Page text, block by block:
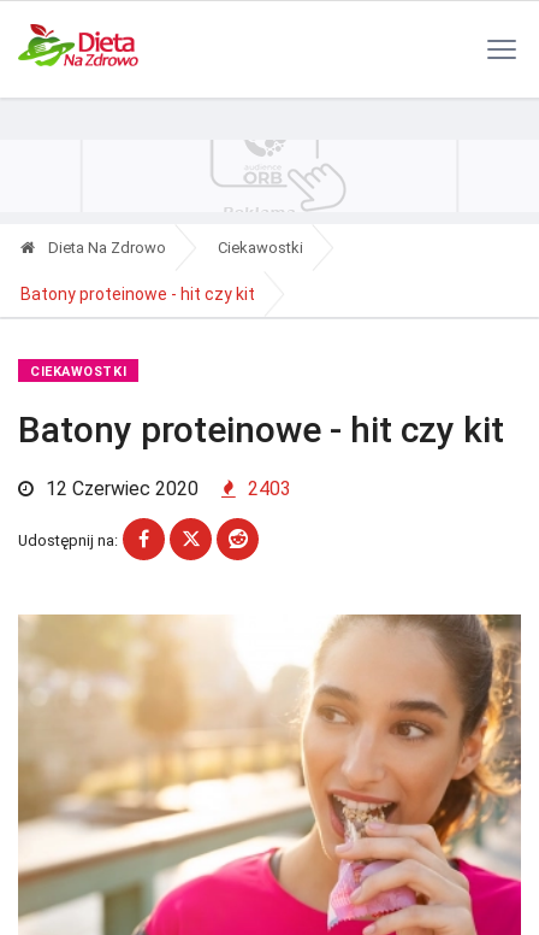
Dieta Na Zdrowo Ciekawostki
Batony proteinowe - hit czy kit
CIEKAWOSTKI
Batony proteinowe - hit czy kit
12 Czerwiec 2020 2403
Udostępnij na: